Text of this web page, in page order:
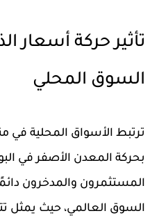
تأثير حركة أسعار
السوق المحلي
ترتبط الأسواق المحلية في
بحركة المعدن الأصفر في
المستثمرون والمدخرون
السوق العالمي، حيث يمثل